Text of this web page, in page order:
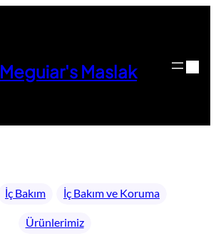
Meguiar's Maslak
İç Bakım İç Bakım ve Koruma
Ürünlerimiz